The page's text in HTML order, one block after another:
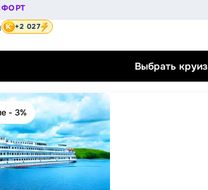
+2 027
Выбрать круиз
- 3%